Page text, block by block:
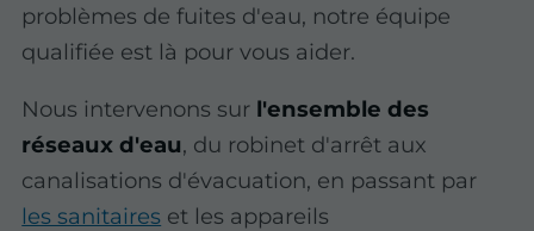
problèmes de fuites d'eau, notre équipe
qualifiée est là pour vous aider.
Nous intervenons sur l'ensemble des
réseaux d'eau, du robinet d'arrêt aux
canalisations d'évacuation, en passant par
les sanitaires et les appareils